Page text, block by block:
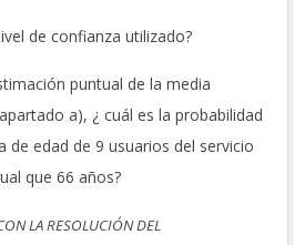
de confianza utilizado?
puntual de la media
a), ¿ cuál es la probabilidad
de edad de 9 usuarios del servicio
que 66 años?
LA RESOLUCIÓN DEL